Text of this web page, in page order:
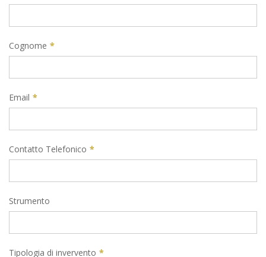
Cognome *
Email *
Contatto Telefonico *
Strumento
Tipologia di invervento *